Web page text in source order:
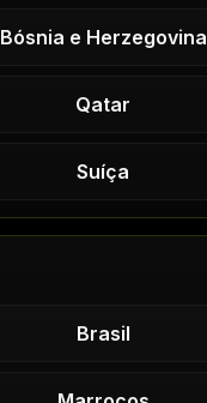
Bósnia e Herzegovina
Qatar
Suíça
Brasil